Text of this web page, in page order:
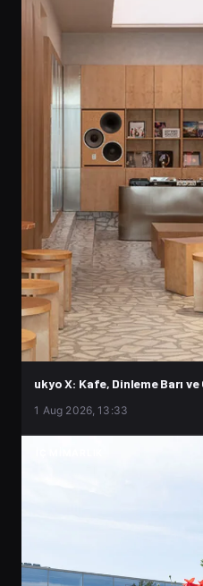
ukyo X: Kafe, Dinleme Barı ve
1 Aug 2026, 13:33